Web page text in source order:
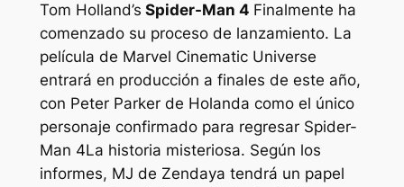
Tom Holland’s Spider-Man 4 Finalmente ha
comenzado su proceso de lanzamiento. La
película de Marvel Cinematic Universe
entrará en producción a finales de este año,
con Peter Parker de Holanda como el único
personaje confirmado para regresar Spider-
Man 4La historia misteriosa. Según los
informes, MJ de Zendaya tendrá un papel